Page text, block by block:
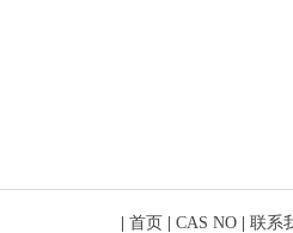
| 首页 | CAS NO | 联系